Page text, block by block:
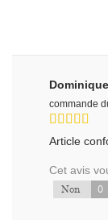
commande
Article
Cet avis
Non 0